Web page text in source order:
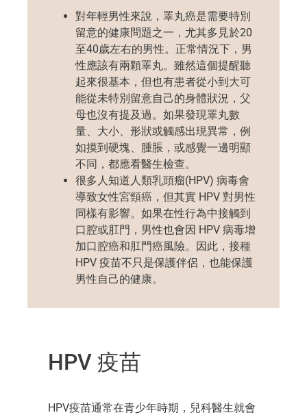
對年輕男性來說， 睪丸癌是需要特別
留意的健康問題之一，尤其多見於20
至40歲左右的男性。正常情況下，男
性應該有兩顆睪丸。雖然這個提醒聽
起來很基本，但也有患者從小到大可
能從未特別留意自己的身體狀況 ，父
母也沒有提及過。如果發現睪丸數
量、大小、形狀或觸感出現異常，例
如摸到硬塊、腫脹，或感覺一邊明顯
不同，都應看醫生檢查。
很多人知道人類乳頭瘤(HPV) 病毒會
導致女性宮頸癌，但其實 HPV 對男性
同樣有影響。如果在性行為中接觸到
口腔或肛門，男性也會因 HPV 病毒增
加口腔癌和肛門癌風險。因此，接種
HPV 疫苗不只是保護伴侶，也能保護
男性自己的健康。
HPV 疫苗
HPV疫苗通常在青少年時期，兒科醫生就會